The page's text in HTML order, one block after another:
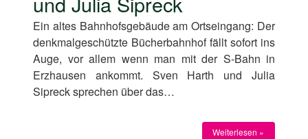
Ein altes Bahnhofsgebäude am Ortseingang: Der
denkmalgeschützte Bücherbahnhof fällt sofort ins
Auge, vor allem wenn man mit der S-Bahn in
Erzhausen ankommt. Sven Harth und Julia
Sipreck sprechen über das…
Weiterlesen »